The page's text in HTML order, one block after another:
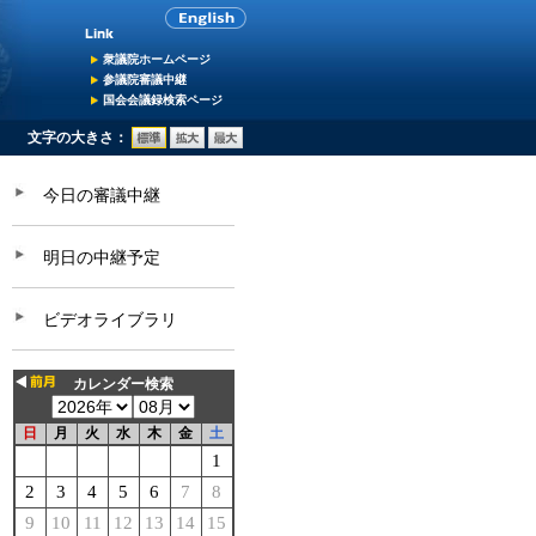
衆議院ホームページ
参議院審議中継
国会会議録検索ページ
文字の大きさ：
今日の審議中継
明日の中継予定
ビデオライブラリ
カレンダー検索
日 月 火 水 木 金 土
1
2
3 4 5 6 7
8
9
10 11 12 13 14
15